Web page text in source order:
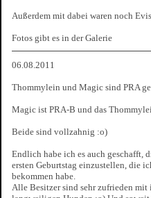
Außerdem mit dabei waren noch
Fotos gibt es in der Galerie
06.08.2011
Thommylein und Magic sind PRA
Magic ist PRA-B und das
Beide sind vollzahnig :o)
Endlich habe ich es auch geschafft,
ersten Geburtstag einzustellen, die
bekommen habe.
Alle Besitzer sind sehr zufrieden